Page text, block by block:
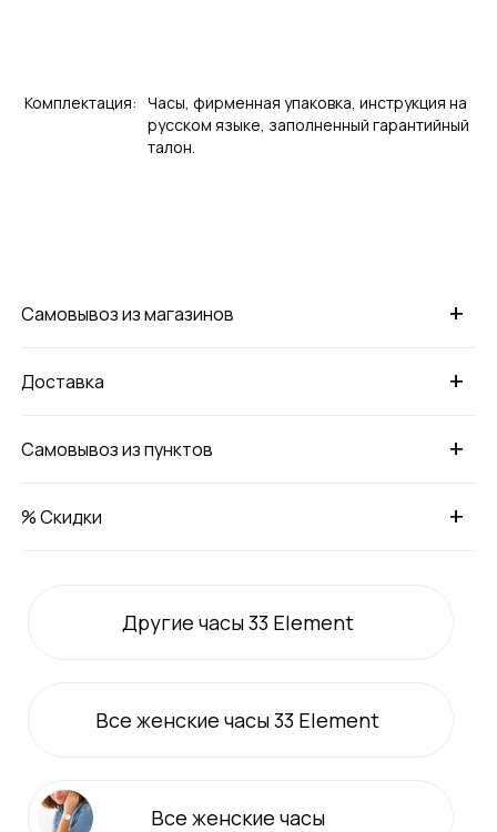
Комплектация: Часы, фирменная упаковка, инструкция на
русском языке, заполненный гарантийный
талон.
+
Самовывоз из магазинов
+
Доставка
+
Самовывоз из пунктов
+
% Скидки
Другие часы 33 Element
Всеженские часы 33 Element
Все женские часы